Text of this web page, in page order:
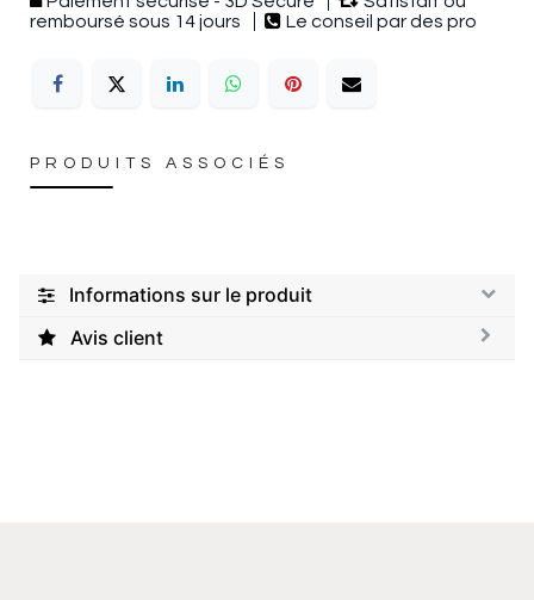
remboursé sous 14 jours
Le conseil par des pro
PRODUITS ASSOCIÉS
Informations sur le produit
Avis client